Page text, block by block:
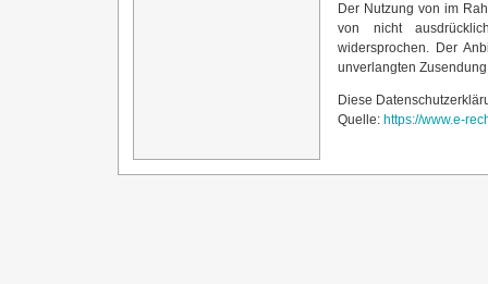
Der Nutzung von im
von nicht
widersprochen. Der
unverlangten
Diese
Quelle: https://www.e-